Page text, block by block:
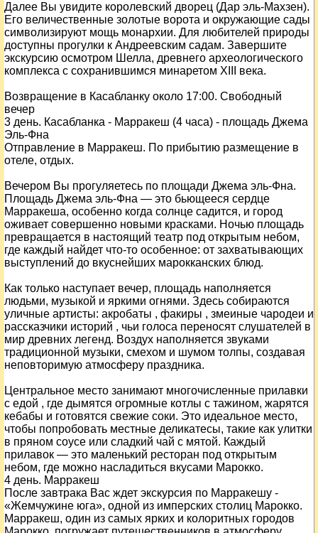
Далее Вы увидите королевский дворец (Дар эль-Махзен).
Его величественные золотые ворота и окружающие сады
символизируют мощь монархии. Для любителей природы
доступны прогулки к Андреевским садам. Завершите
экскурсию осмотром Шелла, древнего археологического
комплекса с сохранившимся минаретом XIII века.
Возвращение в Касабланку около 17:00. Свободный
вечер
3 день. Касабланка - Марракеш (4 часа) - площадь Джема
Эль-Фна
Отправление в Марракеш. По прибытию размещение в
отеле, отдых.
Вечером Вы прогуляетесь по площади Джема эль-Фна.
Площадь Джема эль-Фна — это бьющееся сердце
Марракеша, особенно когда солнце садится, и город
оживает совершенно новыми красками. Ночью площадь
превращается в настоящий театр под открытым небом,
где каждый найдет что-то особенное: от захватывающих
выступлений до вкуснейших марокканских блюд.
Как только наступает вечер, площадь наполняется
людьми, музыкой и яркими огнями. Здесь собираются
уличные артисты: акробаты , факиры , змеиные чародеи и
рассказчики историй , чьи голоса переносят слушателей в
мир древних легенд. Воздух наполняется звуками
традиционной музыки, смехом и шумом толпы, создавая
неповторимую атмосферу праздника.
Центральное место занимают многочисленные прилавки
с едой , где дымятся огромные котлы с тажином, жарятся
кебабы и готовятся свежие соки. Это идеальное место,
чтобы попробовать местные деликатесы, такие как улитки
в пряном соусе или сладкий чай с мятой. Каждый
прилавок — это маленький ресторан под открытым
небом, где можно насладиться вкусами Марокко.
4 день. Марракеш
После завтрака Вас ждет экскурсия по Марракешу -
«Жемчужине юга», одной из имперских столиц Марокко.
Марракеш, один из самых ярких и колоритных городов